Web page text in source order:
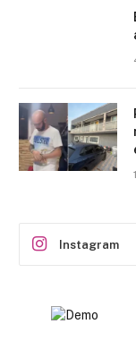
Instagram